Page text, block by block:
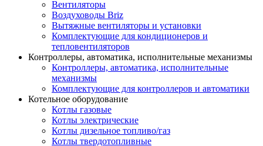
Вентиляторы
Воздуховоды Briz
Вытяжные вентиляторы и установки
Комплектующие для кондиционеров и
тепловентиляторов
Контроллеры, автоматика, исполнительные механизмы
Контроллеры, автоматика, исполнительные
механизмы
Комплектующие для контроллеров и автоматики
Котельное оборудование
Котлы газовые
Котлы электрические
Котлы дизельное топливо/газ
Котлы твердотопливные